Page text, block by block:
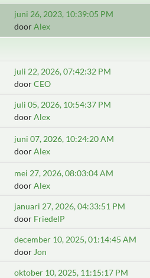
juni 26, 2023, 10:39:05 PM
doorAlex
juli 22, 2026, 07:42:32 PM
doorCEO
juli 05, 2026, 10:54:37 PM
doorAlex
juni 07, 2026, 10:24:20 AM
doorAlex
mei 27, 2026, 08:03:04 AM
doorAlex
januari 27, 2026, 04:33:51 PM
door FriedelP
december 10, 2025, 01:14:45 AM
door Jon
oktober 10, 2025, 11:15:17 PM